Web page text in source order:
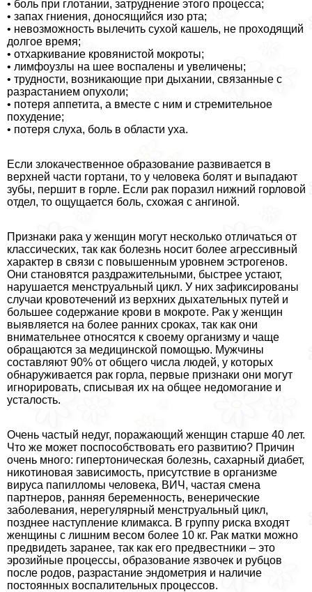
• боль при глотании, затруднение этого процесса;
• запах гниения, доносящийся изо рта;
• невозможность вылечить сухой кашель, не проходящий
долгое время;
• отхаркивание кровянистой мокроты;
• лимфоузлы на шее воспалены и увеличены;
• трудности, возникающие при дыхании, связанные с
разрастанием опухоли;
• потеря аппетита, а вместе с ним и стремительное
похудение;
• потеря слуха, боль в области уха.
Если злокачественное образование развивается в
верхней части гортани, то у человека болят и выпадают
зубы, першит в горле. Если paк поразил нижний горловой
отдел, то ощущается боль, схожая с ангиной.
Признаки paка у женщин могут несколько отличаться от
классических, так как болезнь носит более агрессивный
хаpaктер в связи с повышенным уровнем эстрогенов.
Они становятся раздражительными, быстрее устают,
нарушается мeнcтpуальный цикл. У них зафиксированы
случаи кровотечений из верхних дыхательных путей и
большее содержание крови в мокроте. Рак у женщин
выявляется на более ранних сроках, так как они
внимательнее относятся к своему организму и чаще
обращаются за медицинской помощью. Мужчины
составляют 90% от общего числа людей, у которых
обнаруживается paк горла, первые признаки они могут
игнорировать, списывая их на общее недомогание и
усталость.
Очень частый недуг, поражающий женщин старше 40 лет.
Что же может поспособствовать его развитию? Причин
очень много: гипертоническая болезнь, сахарный диабет,
никотиновая зависимость, присутствие в организме
вируса папилломы человека, ВИЧ, частая смена
партнеров, ранняя беременность, венерические
заболевания, нерегулярный мeнcтpуальный цикл,
позднее наступление климaкcа. В группу риска входят
женщины с лишним весом более 10 кг. Рак матки можно
предвидеть заранее, так как его предвестники – это
эрозийные процессы, образование язвочек и рубцов
после родов, разрастание эндометрия и наличие
постоянных воспалительных процессов.